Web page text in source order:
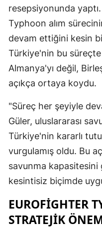
resepsiyonunda
Typhoon alım
devam ettiğini kesin
Türkiye'nin bu
Almanya'yı değil,
açıkça ortaya koydu.
"Süreç her şeyiyle
Güler, uluslararası
Türkiye'nin kararlı
vurgulamış oldu. Bu
savunma
kesintisiz biçimde
EUROFIGHTER
STRATEJIK